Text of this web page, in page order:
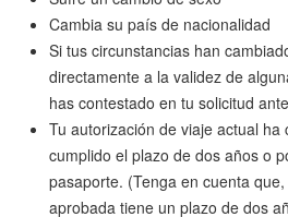
Cambia su país de nacionalidad
Si tus circunstancias han
directamente a la validez de
has contestado en tu solicitud
Tu autorización de viaje actual
cumplido el plazo de dos años o
pasaporte. (Tenga en cuenta
aprobada tiene un plazo de dos